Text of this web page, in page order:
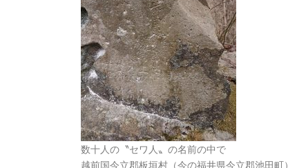
数十人の〝セワ人〟の名前の中で
越前国今立郡板垣村（今の福井県今立郡池田町）